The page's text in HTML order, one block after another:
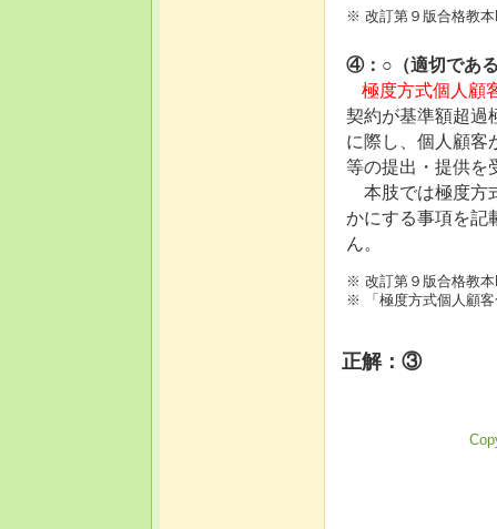
※ 改訂第９版合格教
④：○（適切であ
極度方式個人顧
契約が基準額超過
に際し、個人顧客
等の提出・提供を
本肢では極度方
かにする事項を記
ん。
※ 改訂第９版合格教
※ 「極度方式個人顧
正解：③